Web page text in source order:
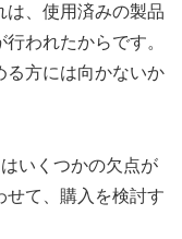
は、使用済みの製品
われたからです。
る方には向かないか
いくつかの欠点が
せて、購入を検討す